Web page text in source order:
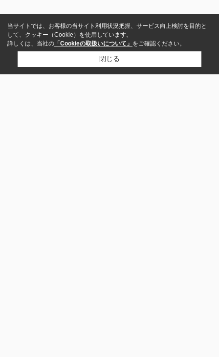
当サイトでは、お客様の当サイト利用状況把握、サービス向上検討を目的と
して、クッキー（Cookie）を使用しています。
詳しくは、当社の 「Cookieの取扱いについて」 をご確認ください。
閉じる